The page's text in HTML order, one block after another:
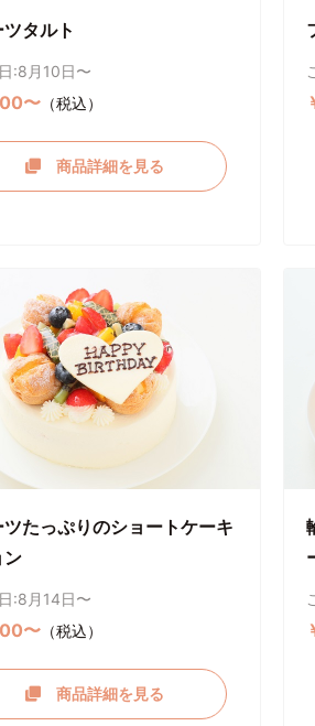
タルト
:8月10日〜
〜 （税込）
商品詳細を見る
ツたっぷりのショートケーキ
ン
:8月14日〜
〜 （税込）
商品詳細を見る